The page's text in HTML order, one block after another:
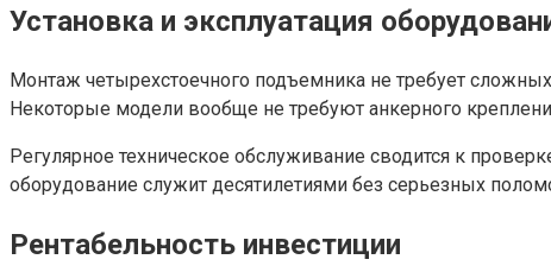
Установка и эксплуатация
Монтаж четырехстоечного подъемника не требует
Некоторые модели вообще не требуют анкерного
Регулярное техническое обслуживание сводится к
оборудование служит десятилетиями без серьезных
Рентабельность инвестиции